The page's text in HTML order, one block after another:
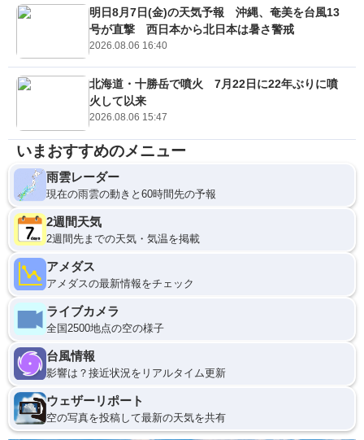
明日8月7日(金)の天気予報 沖縄、奄美を台風13
号が直撃 西日本から北日本は暑さ警戒
2026.08.06 16:40
北海道・十勝岳で噴火 7月22日に22年ぶりに噴
火して以来
2026.08.06 15:47
いまおすすめのメニュー
雨雲レーダー
現在の雨雲の動きと60時間先の予報
2週間天気
2週間先までの天気・気温を掲載
アメダス
アメダスの最新情報をチェック
ライブカメラ
全国2500地点の空の様子
台風情報
影響は？接近状況をリアルタイム更新
ウェザーリポート
空の写真を投稿して最新の天気を共有